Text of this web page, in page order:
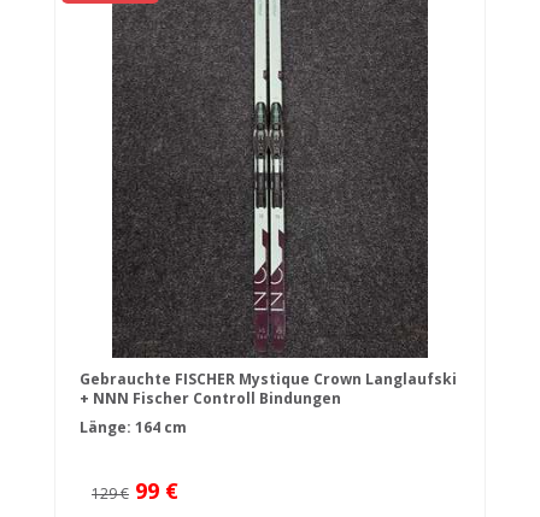
Gebrauchte FISCHER Mystique Crown Langlaufski
+ NNN Fischer Controll Bindungen
Länge: 164 cm
129 € 99 €